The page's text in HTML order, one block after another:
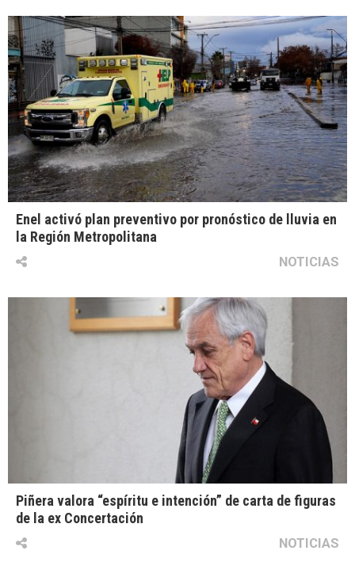
Enel activó plan preventivo por pronóstico de lluvia en
la Región Metropolitana
NOTICIAS
Piñera valora “espíritu e intención” de carta de figuras
de la ex Concertación
NOTICIAS